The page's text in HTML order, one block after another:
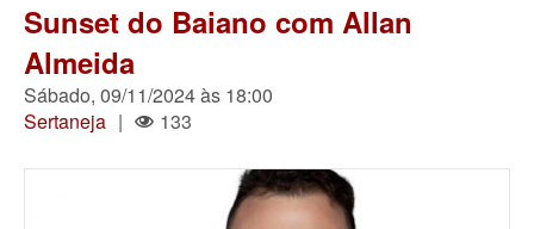
Sunset do Baiano com Allan
Almeida
Sábado, 09/11/2024 às 18:00
Sertaneja | 133